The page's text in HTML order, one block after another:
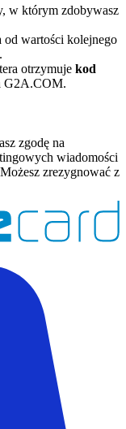
w którym zdobywasz
od wartości kolejnego
.
otrzymuje kod
G2A.COM.
zgodę na
wiadomości
zrezygnować z